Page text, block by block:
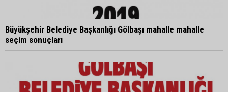
Büyükşehir Belediye Başkanlığı Gölbaşı mahalle mahalle
seçim sonuçları